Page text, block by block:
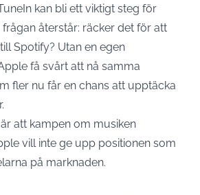
kan bli ett viktigt steg för
återstår: räcker det för att
Spotify? Utan en egen
få svårt att nå samma
fler nu får en chans att upptäcka
att kampen om musiken
vill inte ge upp positionen som
på marknaden.